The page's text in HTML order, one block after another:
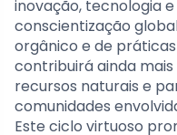
inovação, tecnologia
conscientização
orgânico e de
contribuirá ainda
recursos naturais e
comunidades
Este ciclo virtuoso